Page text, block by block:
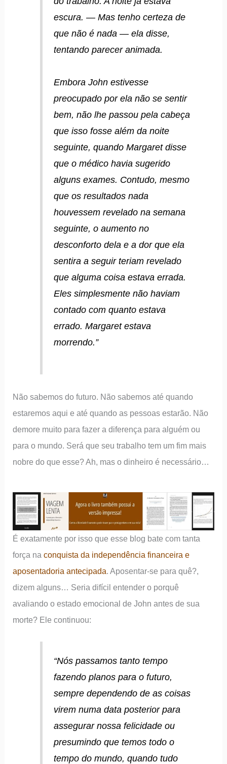
escura. — Mas tenho certeza de
que não é nada — ela disse,
tentando parecer animada.
Embora John estivesse
preocupado por ela não se sentir
bem, não lhe passou pela cabeça
que isso fosse além da noite
seguinte, quando Margaret disse
que o médico havia sugerido
alguns exames. Contudo, mesmo
que os resultados nada
houvessem revelado na semana
seguinte, o aumento no
desconforto dela e a dor que ela
sentira a seguir teriam revelado
que alguma coisa estava errada.
Eles simplesmente não haviam
contado com quanto estava
errado. Margaret estava
morrendo.”
Não sabemos do futuro. Não sabemos até quando
estaremos aqui e até quando as pessoas estarão. Não
demore muito para fazer a diferença para alguém ou
para o mundo. Será que seu trabalho tem um fim mais
nobre do que esse? Ah, mas o dinheiro é necessário…
É exatamente por isso que esse blog bate com tanta
força naconquista da independência financeira e
aposentadoria antecipada. Aposentar-se para quê?,
dizem alguns… Seria difícil entender o porquê
avaliando o estado emocional de John antes de sua
morte? Ele continuou:
“Nós passamos tanto tempo
fazendo planos para o futuro,
sempre dependendo de as coisas
virem numa data posterior para
assegurar nossa felicidade ou
presumindo que temos todo o
tempo do mundo, quando tudo